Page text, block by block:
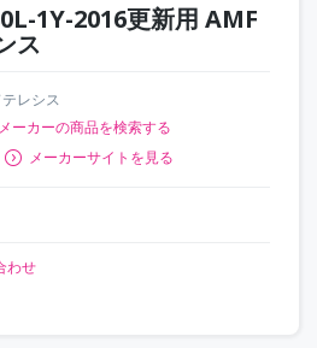
1Y-2016更新用 AMF
ス
レシス
ーカーの商品を検索する
メーカーサイトを見る
わせ